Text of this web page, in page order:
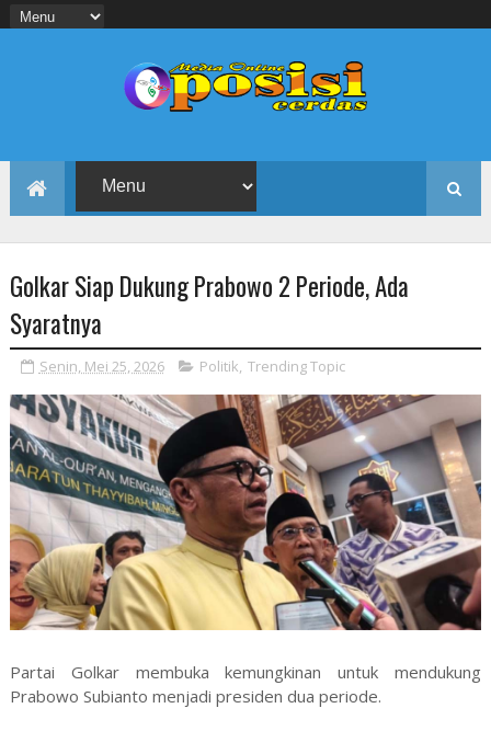
Golkar Siap Dukung Prabowo 2 Periode, Ada
Syaratnya
Senin, Mei 25, 2026 Politik, Trending Topic
Partai Golkar membuka kemungkinan untuk mendukung
Prabowo Subianto menjadi presiden dua periode.